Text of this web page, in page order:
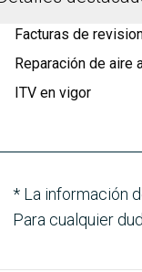
Facturas de
Reparación de aire
ITV en vigor
* La información
Para cualquier